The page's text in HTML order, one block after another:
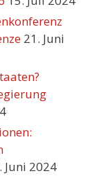
21. Juni
Juni 2024